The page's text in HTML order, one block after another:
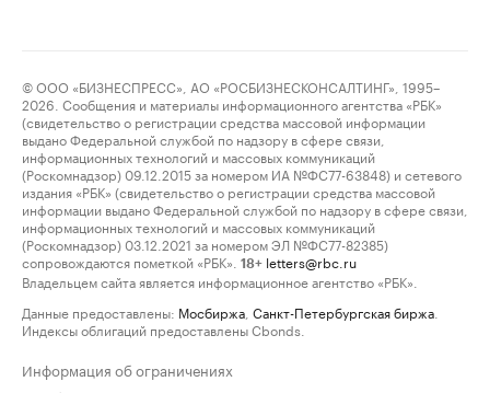
© ООО «БИЗНЕСПРЕСС», АО «РОСБИЗНЕСКОНСАЛТИНГ», 1995–
2026. Сообщения и материалы информационного агентства «РБК»
(свидетельство о регистрации средства массовой информации
выдано Федеральной службой по надзору в сфере связи,
информационных технологий и массовых коммуникаций
(Роскомнадзор) 09.12.2015 за номером ИА №ФС77-63848) и сетевого
издания «РБК» (свидетельство о регистрации средства массовой
информации выдано Федеральной службой по надзору в сфере связи,
информационных технологий и массовых коммуникаций
(Роскомнадзор) 03.12.2021 за номером ЭЛ №ФС77-82385)
сопровождаются пометкой «РБК».
18+ letters@rbc.ru
Владельцем сайта является информационное агентство «РБК».
Данные предоставлены: Мосбиржа Санкт-Петербургская биржа
Индексы облигаций предоставлены Cbonds.
Информация об ограничениях